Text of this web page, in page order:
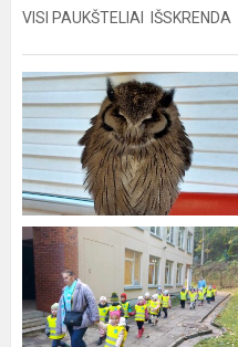
VISI PAUKŠTELIAI